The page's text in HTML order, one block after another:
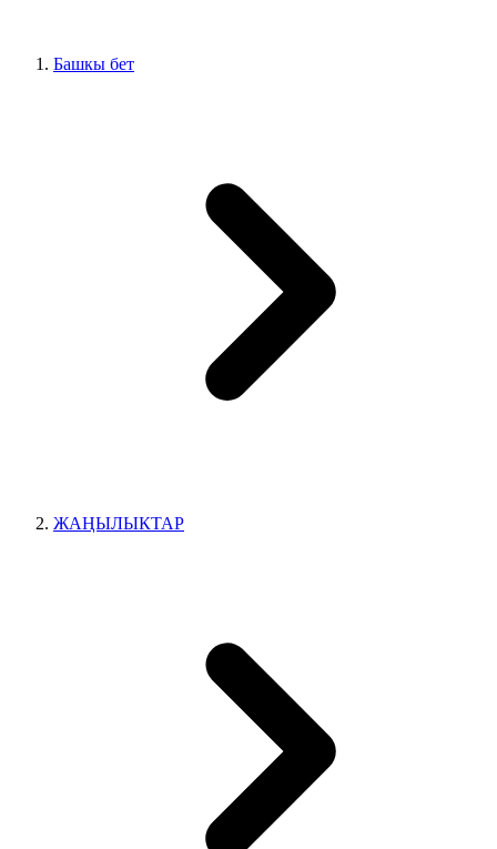
Башкы бет
ЖАҢЫЛЫКТАР